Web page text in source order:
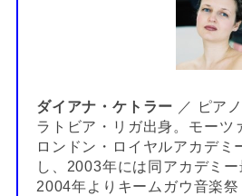
ダイアナ・ケトラー ／ ピアノ
ラトビア・リガ出身。モーツ
ロンドン・ロイヤルアカデミ
し、2003年には同アカデミー
2004年よりキームガウ音楽